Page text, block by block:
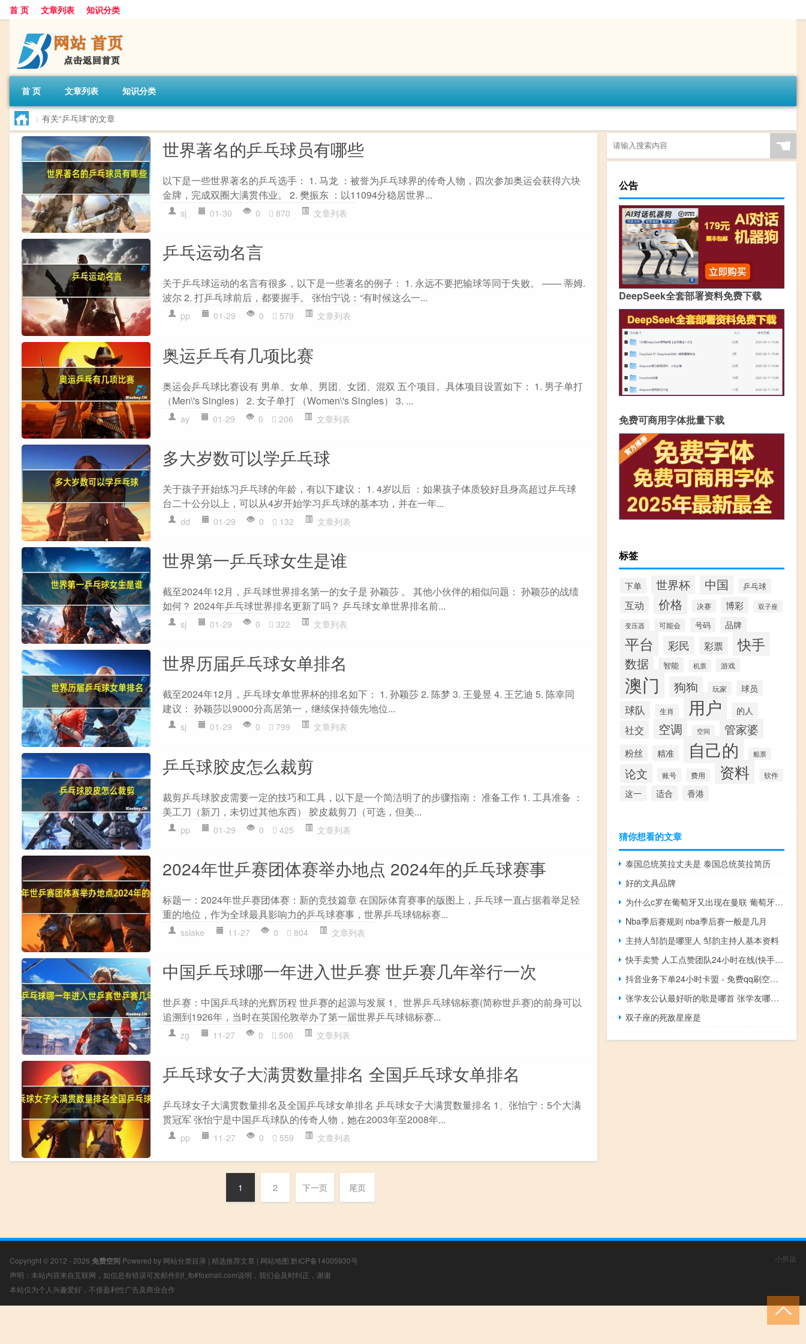
首 页 文章列表 知识分类
首 页 文章列表 知识分类
> 有关“乒乓球”的文章
世界著名的乒乓球员有哪些
以下是一些世界著名的乒乓选手： 1. 马龙 ：被誉为乒乓球界的传奇人物，四次参加奥运会获得六块
金牌，完成双圈大满贯伟业。 2. 樊振东 ：以11094分稳居世界...
sj 01-30 0 870 文章列表
乒乓运动名言
关于乒乓球运动的名言有很多，以下是一些著名的例子： 1. 永远不要把输球等同于失败。 —— 蒂姆.
波尔 2. 打乒乓球前后，都要握手。 张怡宁说：“有时候这么一...
pp 01-29 0 579 文章列表
奥运乒乓有几项比赛
奥运会乒乓球比赛设有 男单、女单、男团、女团、混双 五个项目。具体项目设置如下： 1. 男子单打
（Men\'s Singles） 2. 女子单打 （Women\'s Singles） 3. ...
ay 01-29 0 206 文章列表
多大岁数可以学乒乓球
关于孩子开始练习乒乓球的年龄，有以下建议： 1. 4岁以后 ：如果孩子体质较好且身高超过乒乓球
台二十公分以上，可以从4岁开始学习乒乓球的基本功，并在一年...
dd 01-29 0 132 文章列表
世界第一乒乓球女生是谁
截至2024年12月，乒乓球世界排名第一的女子是 孙颖莎 。 其他小伙伴的相似问题： 孙颖莎的战绩
如何？ 2024年乒乓球世界排名更新了吗？ 乒乓球女单世界排名前...
sj 01-29 0 322 文章列表
世界历届乒乓球女单排名
截至2024年12月，乒乓球女单世界杯的排名如下： 1. 孙颖莎 2. 陈梦 3. 王曼昱 4. 王艺迪 5. 陈幸同
建议： 孙颖莎以9000分高居第一，继续保持领先地位...
sj 01-29 0 799 文章列表
乒乓球胶皮怎么裁剪
裁剪乒乓球胶皮需要一定的技巧和工具，以下是一个简洁明了的步骤指南： 准备工作 1. 工具准备 ：
美工刀（新刀，未切过其他东西） 胶皮裁剪刀（可选，但美...
pp 01-29 0 425 文章列表
2024年世乒赛团体赛举办地点 2024年的乒乓球赛事
标题一：2024年世乒赛团体赛：新的竞技篇章 在国际体育赛事的版图上，乒乓球一直占据着举足轻
重的地位，作为全球最具影响力的乒乓球赛事，世界乒乓球锦标赛...
sslake 11-27 0 804 文章列表
中国乒乓球哪一年进入世乒赛 世乒赛几年举行一次
世乒赛：中国乒乓球的光辉历程 世乒赛的起源与发展 1、世界乒乓球锦标赛(简称世乒赛)的前身可以
追溯到1926年，当时在英国伦敦举办了第一届世界乒乓球锦标赛...
zg 11-27 0 506 文章列表
乒乓球女子大满贯数量排名 全国乒乓球女单排名
乒乓球女子大满贯数量排名及全国乒乓球女单排名 乒乓球女子大满贯数量排名 1、张怡宁：5个大满
贯冠军 张怡宁是中国乒乓球队的传奇人物，她在2003年至2008年...
pp 11-27 0 559 文章列表
1 2 下一页 尾页
☚
公告
DeepSeek全套部署资料免费下载
免费可商用字体批量下载
标签
下单 世界杯 中国 乒乓球
互动 价格 决赛 博彩 双子座
变压器 可能会 号码 品牌
平台 彩民 彩票 快手
数据 智能 机票 游戏
澳门 狗狗 玩家 球员
球队 生肖 用户 的人
社交 空调 空间 管家婆
粉丝 精准 自己的 船票
论文 账号 费用 资料 软件
这一 适合 香港
猜你想看的文章
泰国总统英拉丈夫是 泰国总统英拉简历
好的文具品牌
为什么c罗在葡萄牙又出现在曼联 葡萄牙还需要c罗吗
Nba季后赛规则 nba季后赛一般是几月
主持人邹韵是哪里人 邹韵主持人基本资料
快手卖赞 人工点赞团队24小时在线(快手卖点赞的是真的吗)
抖音业务下单24小时卡盟 - 免费qq刷空间访客网站 lol手游代练平台
张学友公认最好听的歌是哪首 张学友哪首歌好听
双子座的死敌星座是
Copyright © 2012 - 2026 免费空间 Powered by 网站分类目录 | 精选推荐文章 | 网站地图 黔ICP备14005930号
声明：本站内容来自互联网，如信息有错误可发邮件到f_fb#foxmail.com说明，我们会及时纠正，谢谢
本站仅为个人兴趣爱好，不接盈利性广告及商业合作
小男孩